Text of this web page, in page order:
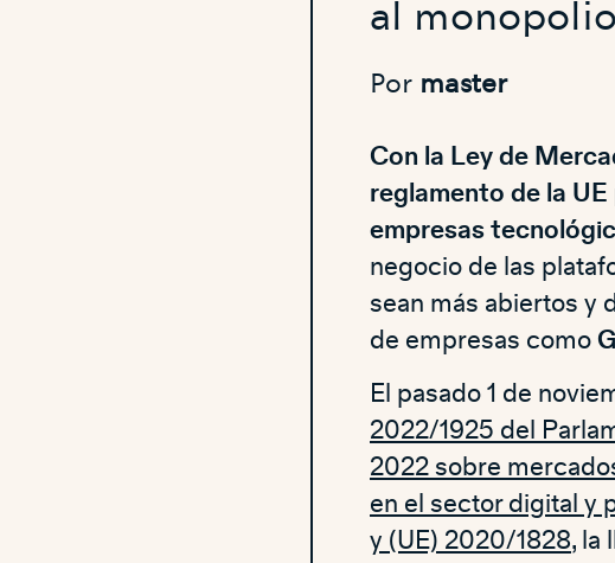
al
Por master
Con la Ley de
reglamento de la
empresas
negocio de las
sean más abiertos y
de empresas como
El pasado 1 de
2022/1925 del
2022 sobre
en el sector digital y
y (UE) 2020/1828, la